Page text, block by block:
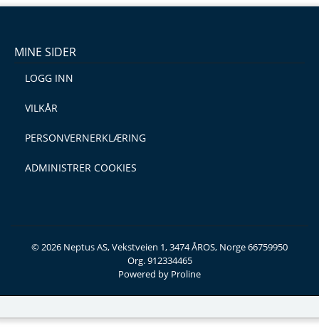
MINE SIDER
LOGG INN
VILKÅR
PERSONVERNERKLÆRING
ADMINISTRER COOKIES
© 2026 Neptus AS, Vekstveien 1, 3474 ÅROS, Norge 66759950
Org. 912334465
Powered by Proline